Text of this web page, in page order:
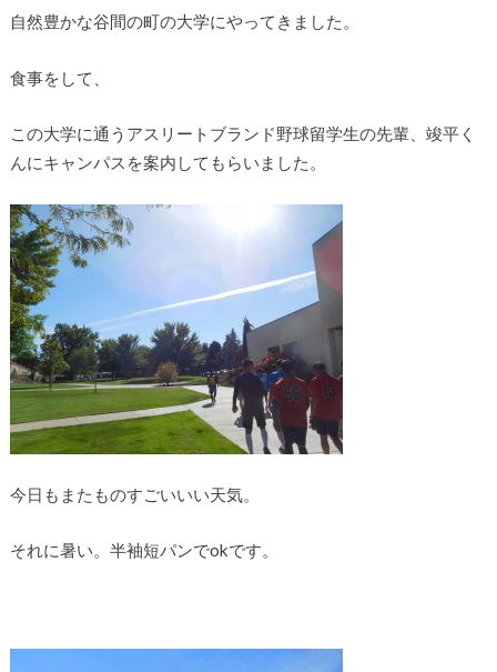
自然豊かな谷間の町の大学にやってきました。
食事をして、
この大学に通うアスリートブランド野球留学生の先輩、竣平く
んにキャンパスを案内してもらいました。
今日もまたものすごいいい天気。
それに暑い。半袖短パンでokです。